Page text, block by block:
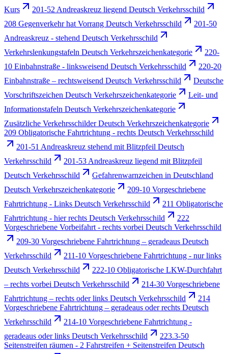
Kurs
201-52 Andreaskreuz liegend Deutsch Verkehrsschild
208 Gegenverkehr hat Vorrang Deutsch Verkehrsschild
201-50
Andreaskreuz - stehend Deutsch Verkehrsschild
Verkehrslenkungstafeln Deutsch Verkehrszeichenkategorie
220-
10 Einbahnstraße - linksweisend Deutsch Verkehrsschild
220-20
Einbahnstraße – rechtsweisend Deutsch Verkehrsschild
Deutsche
Vorschriftszeichen Deutsch Verkehrszeichenkategorie
Leit- und
Informationstafeln Deutsch Verkehrszeichenkategorie
Zusätzliche Verkehrsschilder Deutsch Verkehrszeichenkategorie
209 Obligatorische Fahrtrichtung - rechts Deutsch Verkehrsschild
201-51 Andreaskreuz stehend mit Blitzpfeil Deutsch
Verkehrsschild
201-53 Andreaskreuz liegend mit Blitzpfeil
Deutsch Verkehrsschild
Gefahrenwarnzeichen in Deutschland
Deutsch Verkehrszeichenkategorie
209-10 Vorgeschriebene
Fahrtrichtung - Links Deutsch Verkehrsschild
211 Obligatorische
Fahrtrichtung - hier rechts Deutsch Verkehrsschild
222
Vorgeschriebene Vorbeifahrt - rechts vorbei Deutsch Verkehrsschild
209-30 Vorgeschriebene Fahrtrichtung – geradeaus Deutsch
Verkehrsschild
211-10 Vorgeschriebene Fahrtrichtung - nur links
Deutsch Verkehrsschild
222-10 Obligatorische LKW-Durchfahrt
– rechts vorbei Deutsch Verkehrsschild
214-30 Vorgeschriebene
Fahrtrichtung – rechts oder links Deutsch Verkehrsschild
214
Vorgeschriebene Fahrtrichtung – geradeaus oder rechts Deutsch
Verkehrsschild
214-10 Vorgeschriebene Fahrtrichtung -
geradeaus oder links Deutsch Verkehrsschild
223.3-50
Seitenstreifen räumen - 2 Fahrstreifen + Seitenstreifen Deutsch